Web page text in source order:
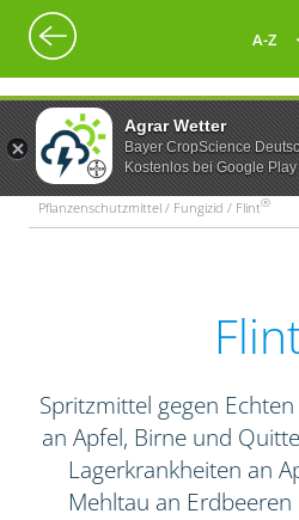
Agrar Wetter
Bayer CropScience
Kostenlos bei Google Play
A-Z
Pflanzenschutzmittel / Fungizid / Flint®
Spritzmittel gegen
an Apfel, Birne und
Lagerkrankheiten an
Mehltau an